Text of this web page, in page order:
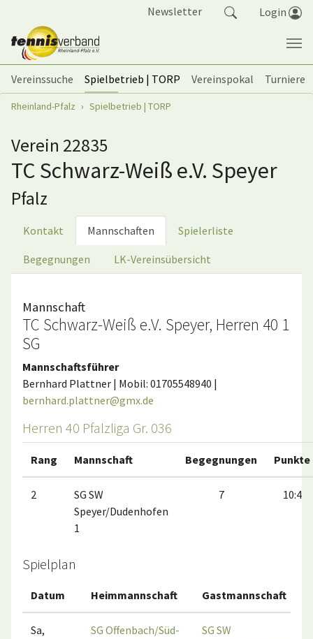
Newsletter Login
Vereinssuche Spielbetrieb | TORP Vereinspokal
Turniere
Sie sind hier:
Rheinland-Pfalz Spielbetrieb | TORP
Verein 22835
TC Schwarz-Weiß e.V. Speyer
Pfalz
Kontakt Mannschaften Spielerliste
Begegnungen LK-Vereinsübersicht
Mannschaft
TC Schwarz-Weiß e.V. Speyer, Herren 40 1
SG
Mannschaftsführer
Bernhard Plattner | Mobil: 01705548940 |
bernhard.plattner@gmx.de
Herren 40 Pfalzliga Gr. 036
Rang Mannschaft Begegnungen Punkte
2
SG SW
Speyer/Dudenhofen
1
7 10:4
Spielplan
Datum Heimmannschaft Gastmannschaft
Sa,
SG Offenbach/Süd-
SG SW